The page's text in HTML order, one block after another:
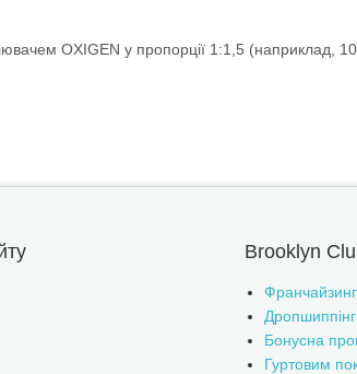
OXIGEN у пропорції 1:1,5
Brooklyn
Франчайзинг
Дропшиппінг
Бонусна
Гуртовим